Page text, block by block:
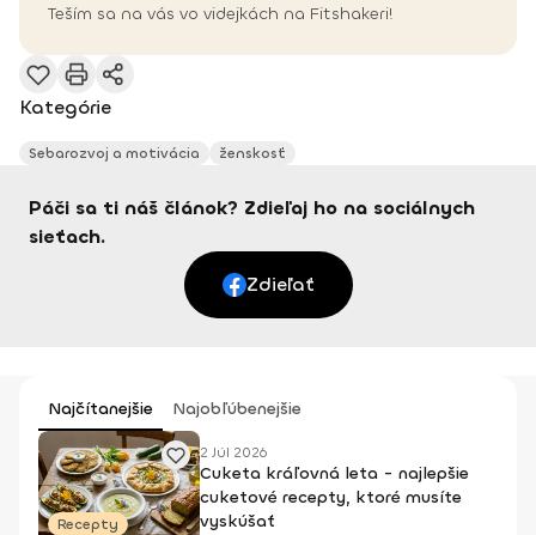
Teším sa na vás vo videjkách na Fitshakeri!
Kategórie
Sebarozvoj a motivácia ženskosť
Páči sa ti náš článok? Zdieľaj ho na sociálnych
sieťach.
Zdieľať
Najčítanejšie Najobľúbenejšie
Recepty
2 Júl 2026
Cuketa kráľovná leta - najlepšie
cuketové recepty, ktoré musíte
vyskúšať